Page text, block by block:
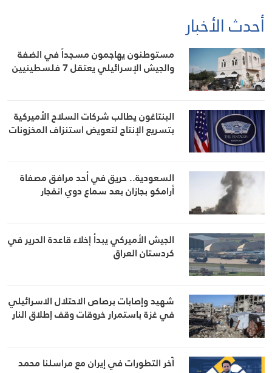
أحدث الأخبار
مستوطنون يهاجمون مسجداً في الضفة
والجيش الإسرائيلي يعتقل 7 فلسطينيين
البنتاغون يطالب شركات السلاح الأميركية
بتسريع الإنتاج لتعويض استنزاف المخزونات
السعودية.. حريق في أحد مرافق مصفاة
أرامكو بجازان بعد سماع دوي انفجار
الجيش الأميركي يبدأ إخلاء قاعدة الحرير في
كردستان العراق
شهيد وإصابات برصاص الاحتلال الاسرائيلي
في غزة باستمرار خروقات وقف إطلاق النار
آخر التطورات في إيران مع مراسلنا محمد